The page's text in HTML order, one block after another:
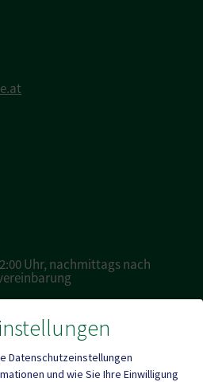
Uhr, nachmittags nach
Datenschutzeinstellungen
und wie Sie Ihre Einwilligung